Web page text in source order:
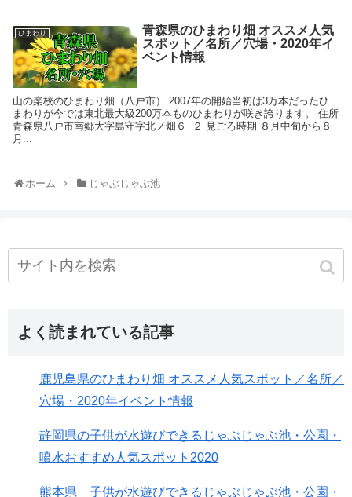
ひまわり
青森県のひまわり畑 オススメ人気
スポット／名所／穴場・2020年イ
ベント情報
山の楽校のひまわり畑（八戸市） 2007年の開始当初は3万本だったひ
まわりが今では東北最大級200万本ものひまわりが咲き誇ります。 住所
青森県八戸市南郷大字島守字北ノ畑６−２ 見ごろ時期 ８月中旬から８
月...
ホーム じゃぶじゃぶ池
よく読まれている記事
鹿児島県のひまわり畑 オススメ人気スポット／名所／
穴場・2020年イベント情報
静岡県の子供が水遊びできるじゃぶじゃぶ池・公園・
噴水おすすめ人気スポット2020
熊本県 子供が水遊びできるじゃぶじゃぶ池・公園・